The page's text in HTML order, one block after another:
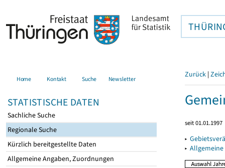
Home Kontakt Suche Newsletter
STATISTISCHE DATEN
Sachliche Suche
Regionale Suche
Kürzlich bereitgestellte Daten
Allgemeine Angaben, Zuordnungen
Zurück |
seit 01.01.1997
▸
▸